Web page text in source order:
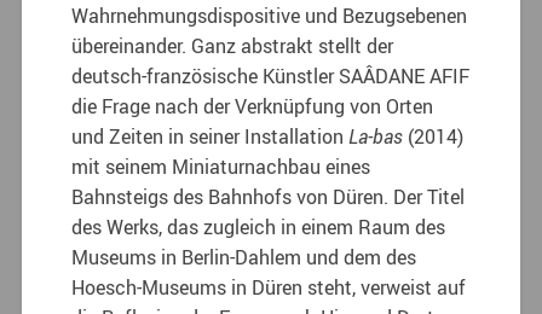
Wahrnehmungsdispositive und Bezugsebenen
übereinander. Ganz abstrakt stellt der
deutsch-französische Künstler SAÂDANE AFIF
die Frage nach der Verknüpfung von Orten
und Zeiten in seiner InstallationLa-bas (2014)
mit seinem Miniaturnachbau eines
Bahnsteigs des Bahnhofs von Düren. Der Titel
des Werks, das zugleich in einem Raum des
Museums in Berlin-Dahlem und dem des
Hoesch-Museums in Düren steht, verweist auf